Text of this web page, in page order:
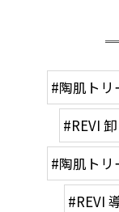
#陶肌トリ
#REVI 卸
#陶肌トリ
#REVI